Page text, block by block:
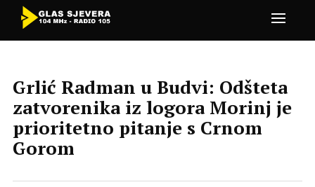
Grlić Radman u Budvi: Odšteta
zatvorenika iz logora Morinj je
prioritetno pitanje s Crnom
Gorom